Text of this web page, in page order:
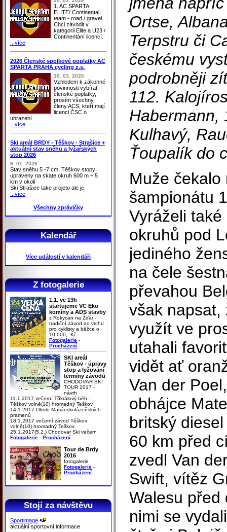
1. AC SPARTA
ELITE/ Continental
team - road / gravel
Chci závodit v
kategorii Elite a U23 /
Continentání licencí.
...více
2026 Členské spolkové poplatky AC
SPARTA PRAHA cycling z.s.
30. 03. 2026
Vzhledem k zákonné
povinnosti vybírat
členské poplatky,
prosím všechny
členy ACS, kteří mají
licenci ČSC o
uhrazení
...více
Ski areál BRDY - Těškov - Strašice +
aktuální stav sněhu a lyžařských
stop 2026
9. 01. 2026
Stav sněhu 5 -7 cm, Těškov stopy
upraveny na skate okruh 600 m + 5
km v okolí
Ski Strašice take projeto ale je
...více
Všechny zprávičky
Kalendář
Více událostí v kalendáři
Z fotogalerie
1.1. ve 13h
startujeme VC Eko
komíny a ADS stavby
z Rokycan na Žďár -
tradiční závod do vrchu
pro cyklisty a běžce o
10 000,- Kč
Fotogalerie -
Procházení
SKI areál
Těškov - úpravy
stop a lyžování
termíny závodů
CHODOVAR SKI
TOUR 2017 -
návrh
11.1.2017 večerní Tříkrálový běh -
Těškov volně(10) hromadný Teškov
14.1.2017 Okolo Mariánskolázeňských
pramenů
18.1.2017 večerní závod Těškov
volně(10) hromadný Teškov
25.1.2017(5.2.) Chodovar Ski večern
Fotogalerie - Procházení
Tour de Brdy
2016
fotogalerie
Fotogalerie -
Procházení
Stojí za návštěvu
Sportimage
aktuální sportovní informace
Ortse,
Terpstru či
českému
podrobněji
112.
Kulhavý,
Ťoupalík do
Muže
šampionátu
Vyráželi
okruhů pod
jediného
na čele
převahou
však napsat,
využít ve
utahali
vidět ať
Van der
obhájce
britský
60 km před
zvedl Van
Swift, vítěz
Walesu před
nimi se